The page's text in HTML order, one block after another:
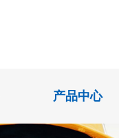
产品中心